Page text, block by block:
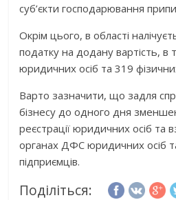
суб’єкти господарювання
Окрім цього, в області
податку на додану вартість, в
юридичних осіб та 319
Варто зазначити, що задля
бізнесу до одного дня
реєстрації юридичних осіб та
органах ДФС юридичних осіб
підприємців.
Поділіться: